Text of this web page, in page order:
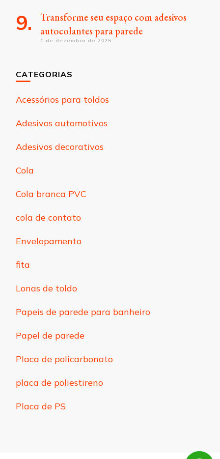
Transforme seu espaço com adesivos
autocolantes para parede
1 de dezembro de 2025
CATEGORIAS
Acessórios para toldos
Adesivos automotivos
Adesivos decorativos
Cola
Cola branca PVC
cola de contato
Envelopamento
fita
Lonas de toldo
Papeis de parede para banheiro
Papel de parede
Placa de policarbonato
placa de poliestireno
Placa de PS